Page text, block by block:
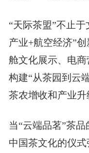
“天际茶盟”不止
产业+航空经济”
舱文化展示、电商
构建“从茶园到云
茶农增收和产业升
当“云端品茗”茶
中国茶文化的仪